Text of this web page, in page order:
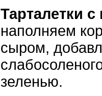
Тарталетки
наполняем
сыром,
зеленью.